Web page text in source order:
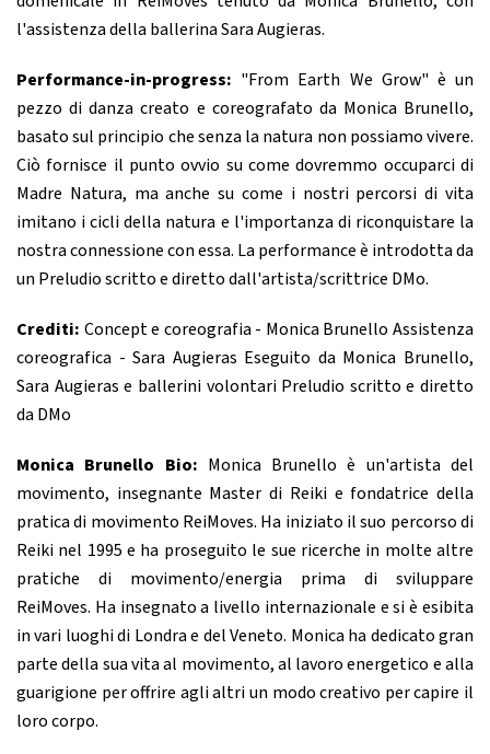
l'assistenza della ballerina Sara Augieras.
Performance-in-progress: "From Earth We Grow" è un
pezzo di danza creato e coreografato da Monica Brunello,
basato sul principio che senza la natura non possiamo vivere.
Ciò fornisce il punto ovvio su come dovremmo occuparci di
Madre Natura, ma anche su come i nostri percorsi di vita
imitano i cicli della natura e l'importanza di riconquistare la
nostra connessione con essa. La performance è introdotta da
un Preludio scritto e diretto dall'artista/scrittrice DMo.
Crediti: Concept e coreografia - Monica Brunello Assistenza
coreografica - Sara Augieras Eseguito da Monica Brunello,
Sara Augieras e ballerini volontari Preludio scritto e diretto
da DMo
Monica Brunello Bio: Monica Brunello è un'artista del
movimento, insegnante Master di Reiki e fondatrice della
pratica di movimento ReiMoves. Ha iniziato il suo percorso di
Reiki nel 1995 e ha proseguito le sue ricerche in molte altre
pratiche di movimento/energia prima di sviluppare
ReiMoves. Ha insegnato a livello internazionale e si è esibita
in vari luoghi di Londra e del Veneto. Monica ha dedicato gran
parte della sua vita al movimento, al lavoro energetico e alla
guarigione per offrire agli altri un modo creativo per capire il
loro corpo.